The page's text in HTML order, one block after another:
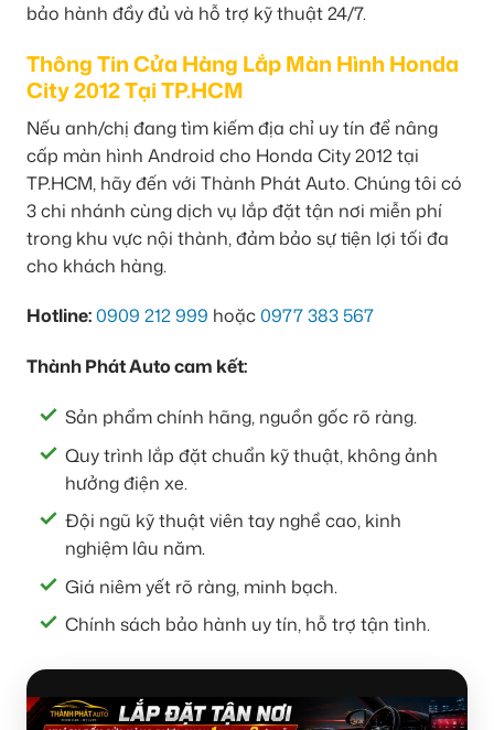
bảo hành đầy đủ và hỗ trợ kỹ thuật 24/7.
Thông Tin Cửa Hàng Lắp Màn Hình Honda
City 2012 Tại TP.HCM
Nếu anh/chị đang tìm kiếm địa chỉ uy tín để nâng
cấp màn hình Android cho Honda City 2012 tại
TP.HCM, hãy đến với Thành Phát Auto. Chúng tôi có
3 chi nhánh cùng dịch vụ lắp đặt tận nơi miễn phí
trong khu vực nội thành, đảm bảo sự tiện lợi tối đa
cho khách hàng.
Hotline:0909 212 999 hoặc0977 383 567
Thành Phát Auto cam kết:
Sản phẩm chính hãng, nguồn gốc rõ ràng.
Quy trình lắp đặt chuẩn kỹ thuật, không ảnh
hưởng điện xe.
Đội ngũ kỹ thuật viên tay nghề cao, kinh
nghiệm lâu năm.
Giá niêm yết rõ ràng, minh bạch.
Chính sách bảo hành uy tín, hỗ trợ tận tình.